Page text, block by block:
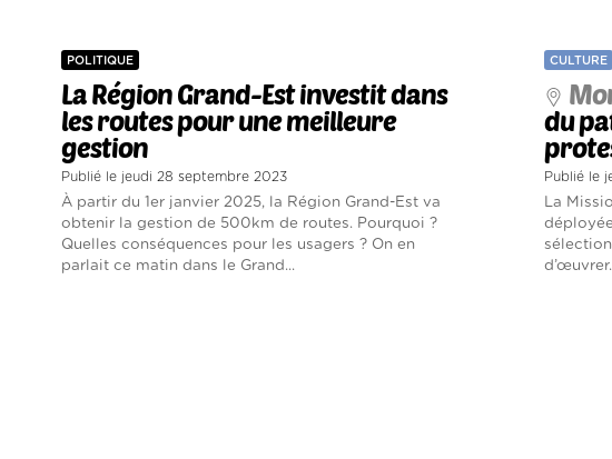
POLITIQUE
La Région Grand-Est investit dans
les routes pour une meilleure
gestion
Publié le jeudi 28 septembre 2023
À partir du 1er janvier 2025, la Région Grand-Est va
obtenir la gestion de 500km de routes. Pourquoi ?
Quelles conséquences pour les usagers ? On en
parlait ce matin dans le Grand...
CULTURE
du
Publié le
La